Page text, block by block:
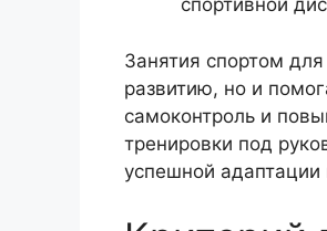
спортивной
Занятия спортом
развитию, но и
самоконтроль и
тренировки под
успешной адаптации